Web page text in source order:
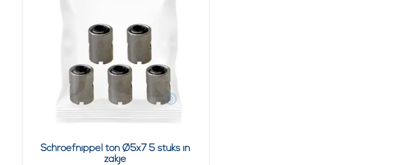
Schroefnippel ton Ø5x7 5 stuks in
zakje